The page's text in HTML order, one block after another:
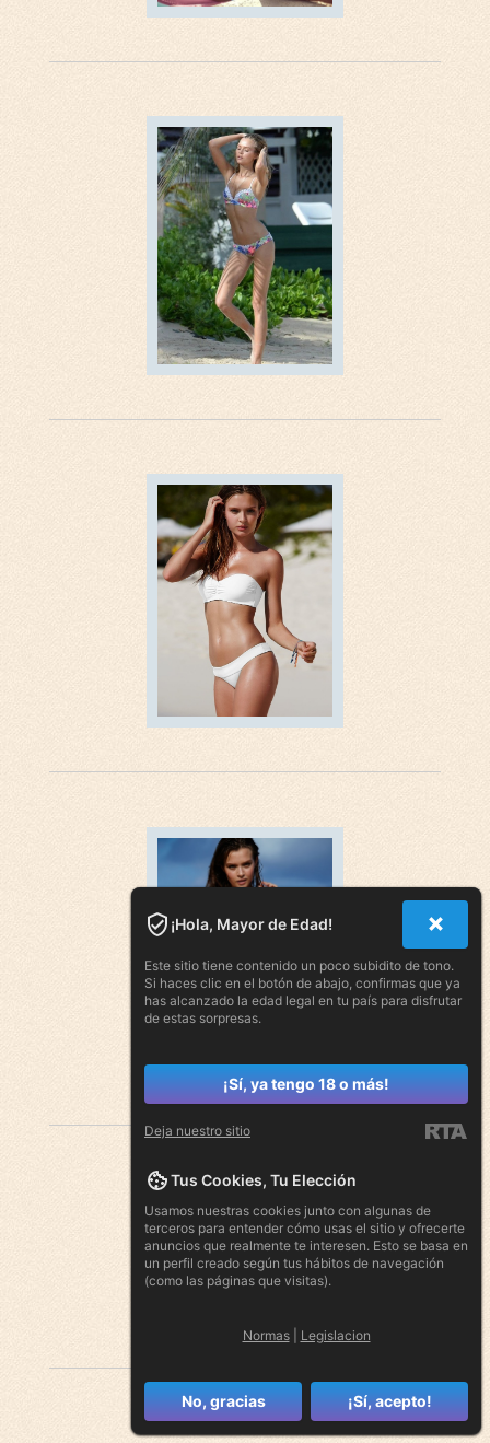
¡Hola, Mayor de Edad!
Este sitio tiene contenido un poco subidito de tono.
Si haces clic en el botón de abajo, confirmas que ya
has alcanzado la edad legal en tu país para disfrutar
de estas sorpresas.
¡Sí, ya tengo 18 o más!
Deja nuestro sitio
Tus Cookies, Tu Elección
Usamos nuestras cookies junto con algunas de
terceros para entender cómo usas el sitio y ofrecerte
anuncios que realmente te interesen. Esto se basa en
un perfil creado según tus hábitos de navegación
(como las páginas que visitas).
Normas| Legislacion
No, gracias ¡Sí, acepto!